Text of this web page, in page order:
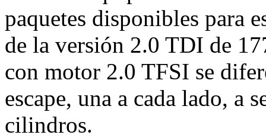
paquetes disponibles para
de la versión 2.0 TDI de
con motor 2.0 TFSI se
escape, una a cada lado, a
cilindros.